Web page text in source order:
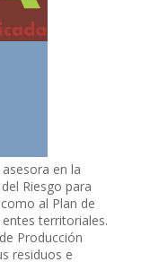
en la
Riesgo para
al Plan de
territoriales.
Producción
residuos e